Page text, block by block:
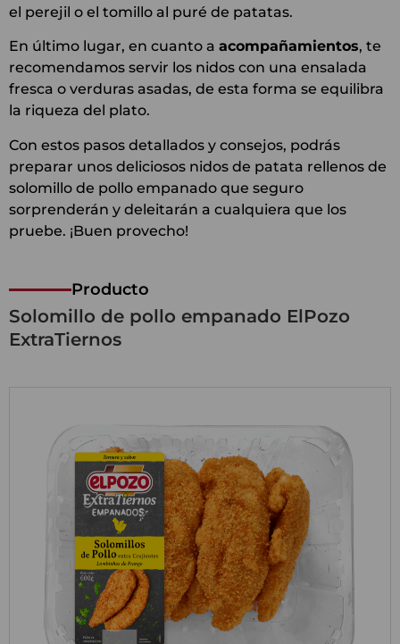
el perejil o el tomillo al puré de patatas.
En último lugar, en cuanto a acompañamientos, te
recomendamos servir los nidos con una ensalada
fresca o verduras asadas, de esta forma se equilibra
la riqueza del plato.
Con estos pasos detallados y consejos, podrás
preparar unos deliciosos nidos de patata rellenos de
solomillo de pollo empanado que seguro
sorprenderán y deleitarán a cualquiera que los
pruebe. ¡Buen provecho!
Producto
Solomillo de pollo empanado ElPozo
ExtraTiernos